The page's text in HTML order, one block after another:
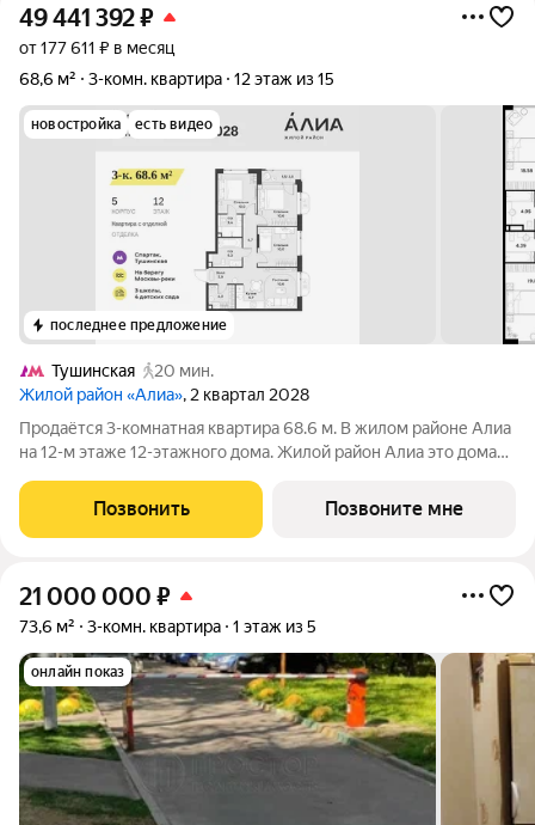
49 441 392₽
от 177 611 ₽ в месяц
68,6 м²
3-комн. квартира 12 этаж из 15
новостройка есть видео
последнее предложение
Тушинская
20 мин.
Жилой район «Алиа», 2 квартал 2028
Продаётся 3-комнатная квартира 68.6 м. В жилом районе Алиа
на 12-м этаже 12-этажного дома. Жилой район Алиа это дома
находится в Покровском-Стрешневе, экологически чистом
районе на престижном
Позвонить Позвоните мне
21 000 000 ₽
73,6 м² 3-комн. квартира 1 этаж из 5
онлайн показ